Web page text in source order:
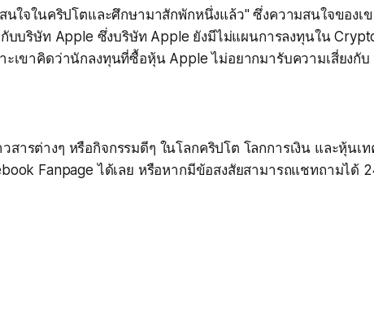
นใจในคริปโตและศึกษามาสักพักหนึ่งแล้ว" ซึ่งความสนใจของเ
บบริษัท Apple ซึ่งบริษัท Apple ยังมีไม่แผนการลงทุนใน
ะเขาคิดว่านักลงทุนที่ซื้อหุ้น Apple ไม่อยากมารับความเสี่ยงกับ
ารต่างๆ หรือกิจกรรมดีๆ ในโลกคริปโต โลกการเงิน และหุ้นเ
Fanpage ได้เลย หรือหากมีข้อสงสัยสามารถแชทถามได้